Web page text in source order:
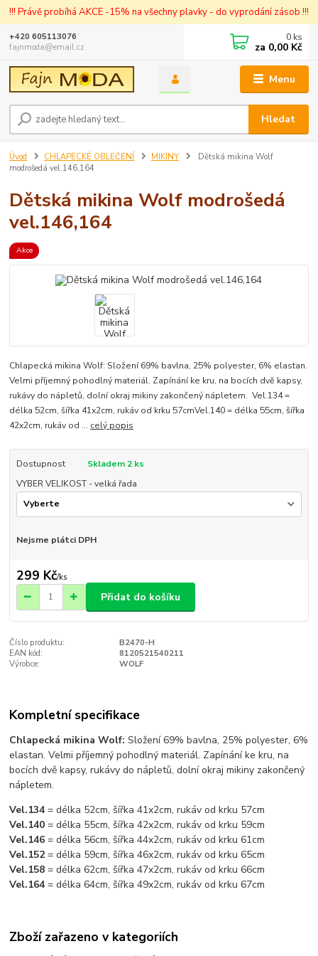
!!! Právě probíhá AKCE -15% na všechny plavky - do vyprodání zásob !!!
Menu
Hledat
+420 605113076
fajnmoda@email.cz
0 ks
za 0,00 Kč
Úvod CHLAPECKÉ OBLEČENÍ MIKINY
Dětská mikina Wolf
modrošedá vel.146,164
Dětská mikina Wolf modrošedá
vel.146,164
Akce
Chlapecká mikina Wolf: Složení 69% bavlna, 25% polyester, 6% elastan.
Velmi příjemný pohodlný materiál. Zapínání ke kru, na bocích dvě kapsy,
rukávy do nápletů, dolní okraj mikiny zakončený nápletem. Vel.134 =
délka 52cm, šířka 41x2cm, rukáv od krku 57cmVel.140 = délka 55cm, šířka
42x2cm, rukáv od ... celý popis
Dostupnost
Skladem 2 ks
VYBER VELIKOST - velká řada
Nejsme plátci DPH
299 Kč/ks
Přidat do košíku
Číslo produktu:
B2470-H
EAN kód:
8120521540211
Výrobce:
WOLF
Kompletní specifikace
Chlapecká mikina Wolf: Složení 69% bavlna, 25% polyester, 6%
elastan. Velmi příjemný pohodlný materiál. Zapínání ke kru, na
bocích dvě kapsy, rukávy do nápletů, dolní okraj mikiny zakončený
nápletem.
Vel.134 = délka 52cm, šířka 41x2cm, rukáv od krku 57cm
Vel.140 = délka 55cm, šířka 42x2cm, rukáv od krku 59cm
Vel.146 = délka 56cm, šířka 44x2cm, rukáv od krku 61cm
Vel.152 = délka 59cm, šířka 46x2cm, rukáv od krku 65cm
Vel.158 = délka 62cm, šířka 47x2cm, rukáv od krku 66cm
Vel.164 = délka 64cm, šířka 49x2cm, rukáv od krku 67cm
Zboží zařazeno v kategoriích